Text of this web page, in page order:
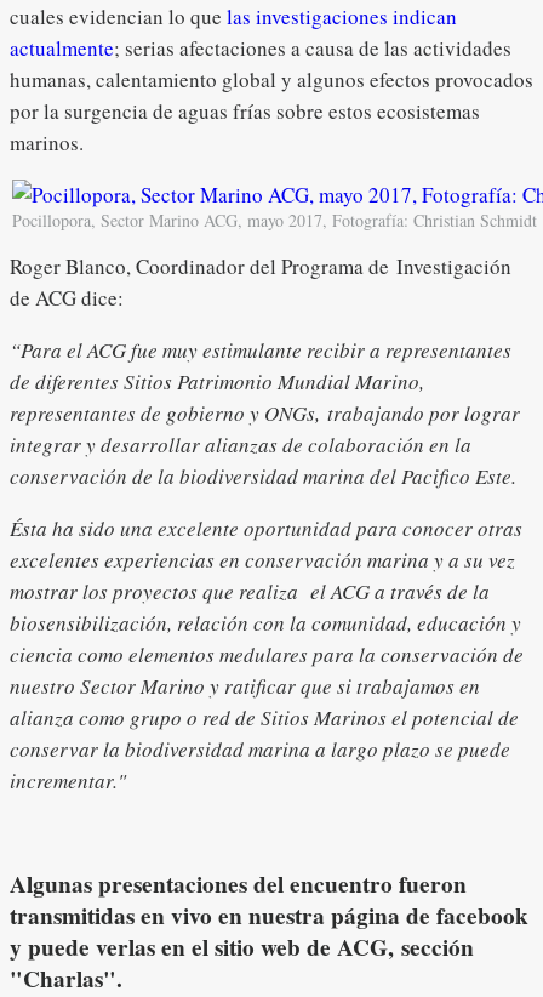
cuales evidencian lo que las investigaciones indican
actualmente; serias afectaciones a causa de las actividades
humanas, calentamiento global y algunos efectos provocados
por la surgencia de aguas frías sobre estos ecosistemas
marinos.
Pocillopora, Sector Marino ACG, mayo 2017, Fotografía: Christian Schmidt
Roger Blanco, Coordinador del Programa de Investigación
de ACG dice:
“Para el ACG fue muy estimulante recibir a representantes
de diferentes Sitios Patrimonio Mundial Marino,
representantes de gobierno y ONGs, trabajando por lograr
integrar y desarrollar alianzas de colaboración en la
conservación de la biodiversidad marina del Pacifico Este.
Ésta ha sido una excelente oportunidad para conocer otras
excelentes experiencias en conservación marina y a su vez
mostrar los proyectos que realiza el ACG a través de la
biosensibilización, relación con la comunidad, educación y
ciencia como elementos medulares para la conservación de
nuestro Sector Marino y ratificar que si trabajamos en
alianza como grupo o red de Sitios Marinos el potencial de
conservar la biodiversidad marina a largo plazo se puede
incrementar."
Algunas presentaciones del encuentro fueron
transmitidas en vivo ennuestra página de facebook
y puede verlas en el sitio web de ACG, sección
"Charlas".